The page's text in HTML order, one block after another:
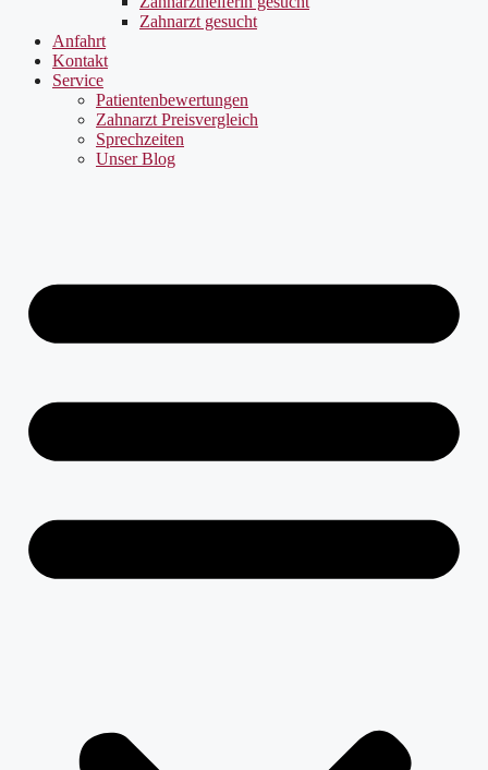
Zahnarzt gesucht
Anfahrt
Kontakt
Service
Patientenbewertungen
Zahnarzt Preisvergleich
Sprechzeiten
Unser Blog